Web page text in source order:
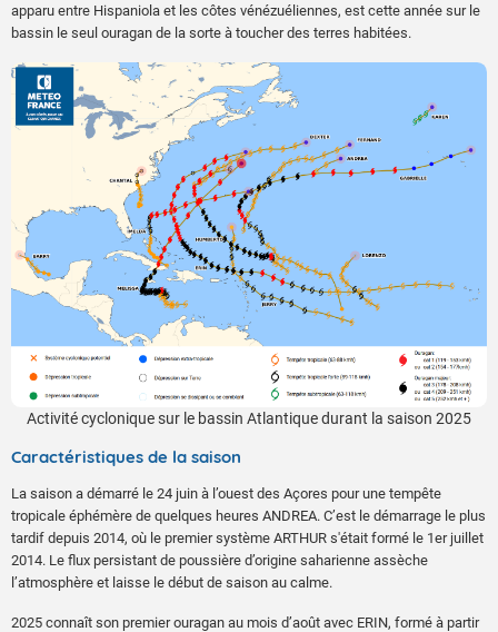
apparu entre Hispaniola et les côtes vénézuéliennes, est cette année sur le
bassin le seul ouragan de la sorte à toucher des terres habitées.
Activité cyclonique sur le bassin Atlantique durant la saison 2025
Caractéristiques de la saison
La saison a démarré le 24 juin à l’ouest des Açores pour une tempête
tropicale éphémère de quelques heures ANDREA. C’est le démarrage le plus
tardif depuis 2014, où le premier système ARTHUR s'était formé le 1er juillet
2014. Le flux persistant de poussière d’origine saharienne assèche
l’atmosphère et laisse le début de saison au calme.
2025 connaît son premier ouragan au mois d’août avec ERIN, formé à partir